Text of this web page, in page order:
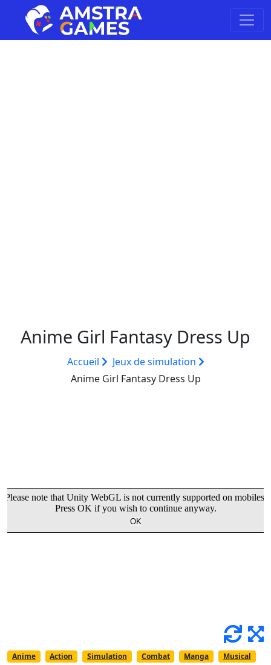
Anime Girl Fantasy Dress Up
Accueil
Jeux de simulation
Anime Girl Fantasy Dress Up
Anime Action Simulation Combat Manga
Musical